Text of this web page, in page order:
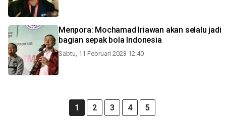
Menpora: Mochamad Iriawan akan selalu jadi
bagian sepak bola Indonesia
Sabtu, 11 Februari 2023 12:40
1 2 3 4 5